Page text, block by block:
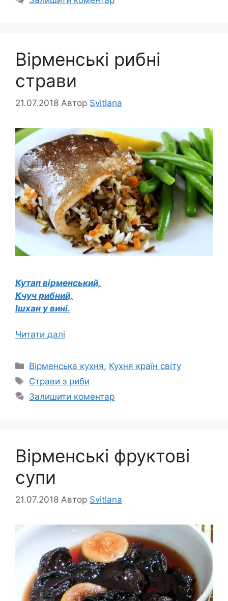
Вірменські рибні
страви
21.07.2018 Автор Svitlana
Кутап вірменський,
Кчуч рибний,
Ішхан у вині.
Читати далі
Категорії
Вірменська кухня, Кухня країн світу
Позначки
Страви з риби
Залишити коментар
Вірменські фруктові
супи
21.07.2018 Автор Svitlana